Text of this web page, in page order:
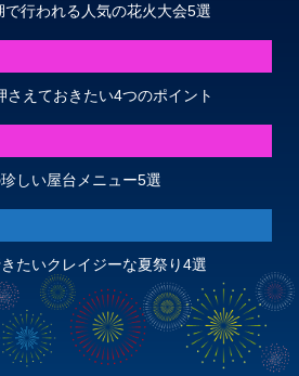
行われる人気の花火大会5選
さえておきたい4つのポイント
しい屋台メニュー5選
たいクレイジーな夏祭り4選